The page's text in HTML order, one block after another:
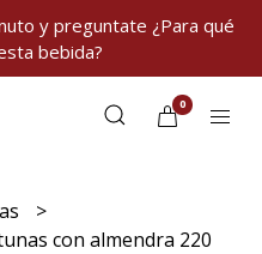
y preguntate ¿Para qué
bebida?
0
con almendra 220